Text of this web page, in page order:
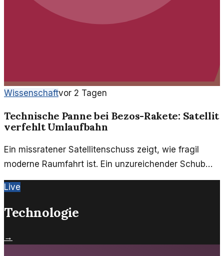
Wissenschaftvor 2 Tagen
Technische Panne bei Bezos-Rakete: Satellit
verfehlt Umlaufbahn
Ein missratener Satellitenschuss zeigt, wie fragil
moderne Raumfahrt ist. Ein unzureichender Schub
des Triebwerks führte zur falschen Umlaufbahn des
Satelliten.
Live
Technologie
→